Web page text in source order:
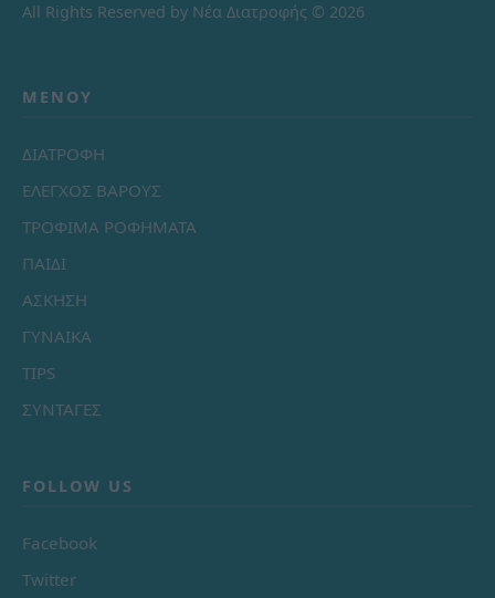
All Rights Reserved by Νέα Διατροφής © 2026
ΜΕΝΟΎ
ΔΙΑΤΡΟΦΗ
ΕΛΕΓΧΟΣ ΒΑΡΟΥΣ
ΤΡΟΦΙΜΑ ΡΟΦΗΜΑΤΑ
ΠΑΙΔΙ
ΑΣΚΗΣΗ
ΓΥΝΑΙΚΑ
TIPS
ΣΥΝΤΑΓΕΣ
FOLLOW US
Facebook
Twitter